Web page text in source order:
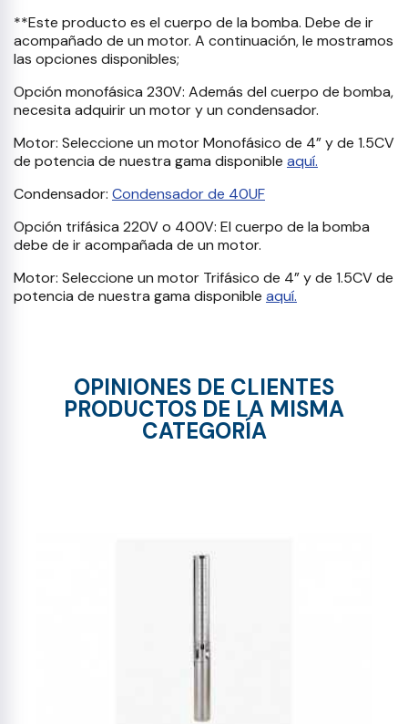
**Este producto es el cuerpo de la bomba. Debe de ir
acompañado de un motor. A continuación, le mostramos
las opciones disponibles;
Opción monofásica 230V: Además del cuerpo de bomba,
necesita adquirir un motor y un condensador.
Motor: Seleccione un motor Monofásico de 4” y de 1.5CV
de potencia de nuestra gama disponible aquí.
Condensador: Condensador de 40UF
Opción trifásica 220V o 400V: El cuerpo de la bomba
debe de ir acompañada de un motor.
Motor: Seleccione un motor Trifásico de 4” y de 1.5CV de
potencia de nuestra gama disponible aquí.
OPINIONES DE CLIENTES
PRODUCTOS DE LA MISMA
CATEGORÍA